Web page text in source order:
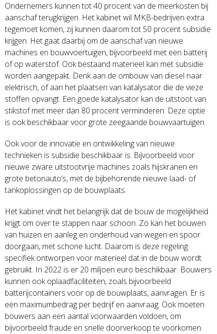
Ondernemers kunnen tot 40 procent van de meerkosten bij
aanschaf terugkrijgen. Het kabinet wil MKB-bedrijven extra
tegemoet komen, zij kunnen daarom tot 50 procent subsidie
krijgen. Het gaat daarbij om de aanschaf van nieuwe
machines en bouwvoertuigen, bijvoorbeeld met een batterij
of op waterstof. Ook bestaand materieel kan met subsidie
worden aangepakt. Denk aan de ombouw van diesel naar
elektrisch, of aan het plaatsen van katalysator die de vieze
stoffen opvangt. Een goede katalysator kan de uitstoot van
stikstof met meer dan 80 procent verminderen. Deze optie
is ook beschikbaar voor grote zeegaande bouwvaartuigen.
Ook voor de innovatie en ontwikkeling van nieuwe
technieken is subsidie beschikbaar is. Bijvoorbeeld voor
nieuwe zware uitstootvrije machines zoals hijskranen en
grote betonauto’s, met de bijbehorende nieuwe laad- of
tankoplossingen op de bouwplaats.
Het kabinet vindt het belangrijk dat de bouw de mogelijkheid
krijgt om over te stappen naar schoon. Zo kan het bouwen
van huizen en aanleg en onderhoud van wegen en spoor
doorgaan, met schone lucht. Daarom is deze regeling
specifiek ontworpen voor materieel dat in de bouw wordt
gebruikt. In 2022 is er 20 miljoen euro beschikbaar. Bouwers
kunnen ook oplaadfaciliteiten, zoals bijvoorbeeld
batterijcontainers voor op de bouwplaats, aanvragen. Er is
een maximumbedrag per bedrijf en aanvraag. Ook moeten
bouwers aan een aantal voorwaarden voldoen, om
bijvoorbeeld fraude en snelle doorverkoop te voorkomen.